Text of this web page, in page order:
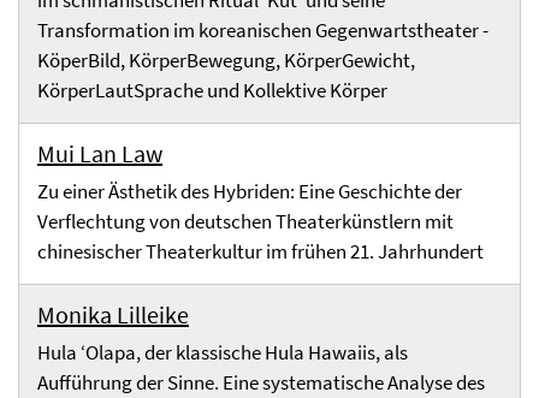
Transformation im koreanischen Gegenwartstheater -
KöperBild, KörperBewegung, KörperGewicht,
KörperLautSprache und Kollektive Körper
Mui Lan Law
Zu einer Ästhetik des Hybriden: Eine Geschichte der
Verflechtung von deutschen Theaterkünstlern mit
chinesischer Theaterkultur im frühen 21. Jahrhundert
Monika Lilleike
Hula ‘Olapa, der klassische Hula Hawaiis, als
Aufführung der Sinne. Eine systematische Analyse des